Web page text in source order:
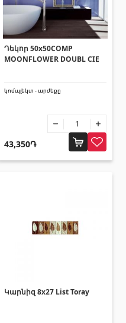
Դեկոր 50x50COMP
MOONFLOWER DOUBL CIE
կոմպլեկտ - արժեքը
43,350֏
Կարնիզ 8x27 List Toray